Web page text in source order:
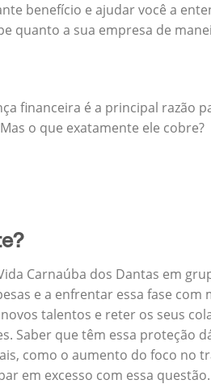
benefício e ajudar você a
quanto a sua empresa de
financeira é a principal razão
o que exatamente ele cobre?
Carnaúba dos Dantas em
e a enfrentar essa fase com
talentos e reter os seus
Saber que têm essa proteção
como o aumento do foco no
em excesso com essa questão.